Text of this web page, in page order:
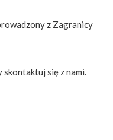
z Zagranicy
skontaktuj się z nami.